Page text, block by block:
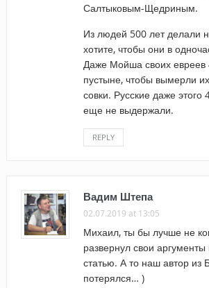
Салтыковым-Щедриным.
Из людей 500 лет делали
хотите, чтобы они в
Даже Мойша своих евреев
пустыне, чтобы вымерли
совки. Русские даже этого
еще не выдержали.
REPLY
Вадим Штепа
02.07.2019 at 13:05
Михаил, ты бы лучше не
развернул свои
статью. А то наш автор из
потерялся… )